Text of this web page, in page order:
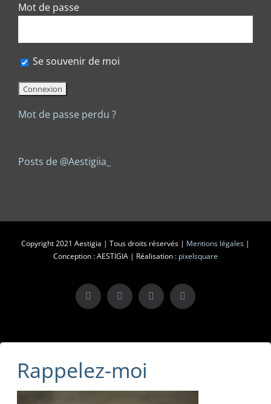
Mot de passe
Se souvenir de moi
Mot de passe perdu ?
Posts de @Aestigiia_
Copyright 2021 Aestigia | Tous droits réservés | Mentions légales |
Conception : AESTIGIA | Réalisation : pixelsquare
X LinkedInInstagramFacebook
Rappelez-moi